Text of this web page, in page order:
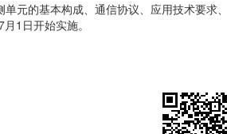
元的基本构成、通信协议、应用技术要
1日开始实施。